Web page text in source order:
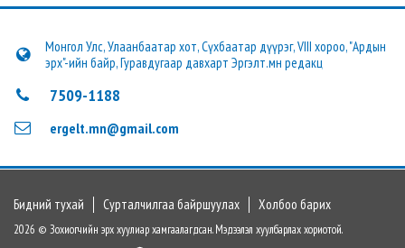
Монгол Улс, Улаанбаатар хот, Сүхбаатар дүүрэг, VIII хороо, "Ардын
эрх"-ийн байр, Гуравдугаар давхарт Эргэлт.мн редакц
7509-1188
ergelt.mn@gmail.com
Бидний тухай Сурталчилгаа байршуулах Холбоо барих
2026 © Зохиогчийн эрх хуулиар хамгаалагдсан. Мэдээлэл хуулбарлах хориотой.